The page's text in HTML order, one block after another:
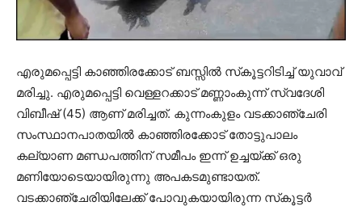
എരുമപ്പെട്ടി കാഞ്ഞിരക്കോട് ബസ്സില്‍ സ്‌കൂട്ടറിടിച്ച് യുവാവ്
മരിച്ചു. എരുമപ്പെട്ടി വെള്ളറക്കാട് മണ്ണാംകുന്ന് സ്വദേശി
വിബീഷ് (45) ആണ് മരിച്ചത്. കുന്നംകുളം വടക്കാഞ്ചേരി
സംസ്ഥാനപാതയില്‍ കാഞ്ഞിരക്കോട് തോട്ടുപാലം
കല്യാണ മണ്ഡപത്തിന് സമീപം ഇന്ന് ഉച്ചയ്ക്ക് ഒരു
മണിയോടെയായിരുന്നു അപകടമുണ്ടായത്.
വടക്കാഞ്ചേരിയിലേക്ക് പോവുകയായിരുന്ന സ്‌കൂട്ടര്‍